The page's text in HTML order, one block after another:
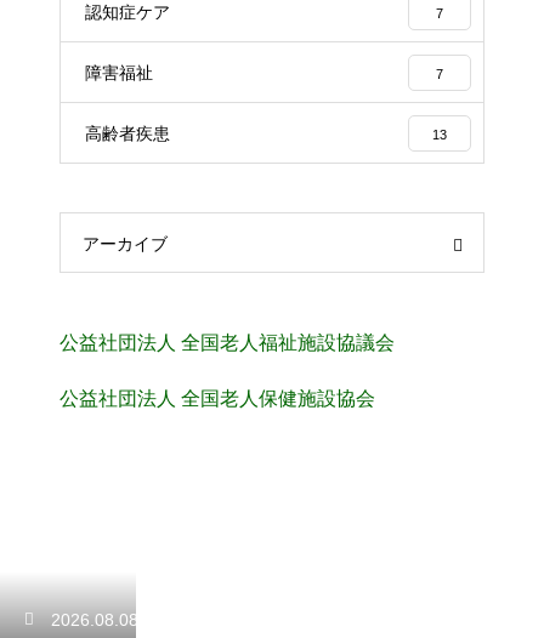
認知症ケア 7
障害福祉 7
高齢者疾患 13
アーカイブ
公益社団法人 全国老人福祉施設協議会
公益社団法人 全国老人保健施設協会
2026.08.08